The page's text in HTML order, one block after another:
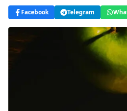
Facebook Telegram